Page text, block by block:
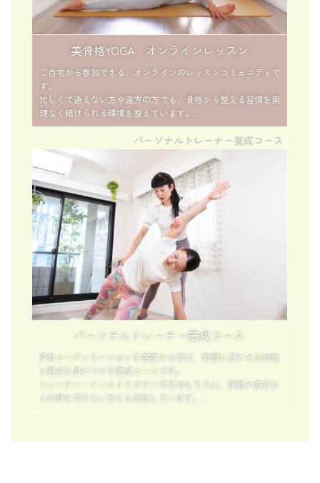
美骨格YOGA オンラインレッスン
ご自宅から参加できる、オンラインのレッスンコミュニティで
す。
忙しくて通えない方や遠方の方でも、骨格から整える習慣を無
理なく続けられる環境を整えています。
月ごとのテーマに沿ったレッスンやアーカイブ動画で、自分の
ペースで継続できるのが特徴。
日常に気軽に「整える時間」を取り入れたい方におすすめで
す。
パーソナルトレーナー養成コース
パーソナルトレーナー養成コース
骨格コーディネーションを基礎から学び、指導に活かせる知識
と視点を身につける養成コースです。
トレーナー・インストラクターの方はもちろん、家族や身近な
人の体を守りたい方にも対応しています。
「なぜ不調が起きるのか」「どう整えれば再発しにくいのか」